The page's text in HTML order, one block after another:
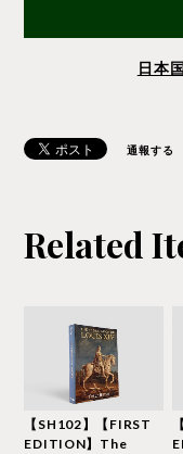
日本
通報する
Related
【SH102】【FIRST
EDITION】The